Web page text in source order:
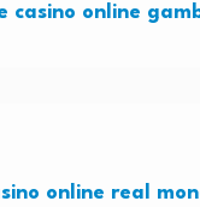
casino online
online real